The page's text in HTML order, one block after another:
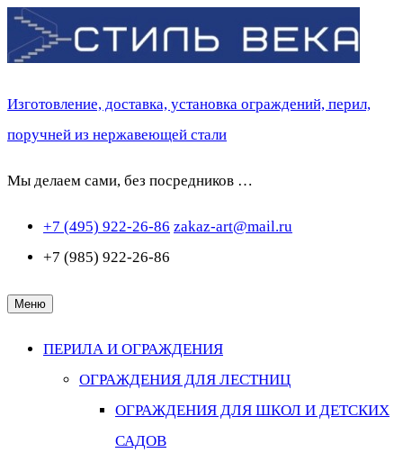
Перейти
к
Изготовление, доставка, установка ограждений, перил,
поручней из нержавеющей стали
Мы делаем сами, без посредников …
+7 (495) 922-26-86 zakaz-art@mail.ru
+7 (985) 922-26-86
Меню
ПЕРИЛА И ОГРАЖДЕНИЯ
ОГРАЖДЕНИЯ ДЛЯ ЛЕСТНИЦ
ОГРАЖДЕНИЯ ДЛЯ ШКОЛ И ДЕТСКИХ
САДОВ